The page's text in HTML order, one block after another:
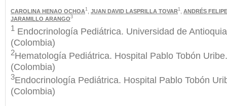
CAROLINA HENAO OCHOA1 JUAN DAVID LASPRILLA TOVAR1 ANDRÉS
JARAMILLO ARANGO3
1 Endocrinología Pediátrica. Universidad de
(Colombia)
2Hematología Pediátrica. Hospital Pablo Tobón
(Colombia)
3Endocrinología Pediátrica. Hospital Pablo Tobón
(Colombia)